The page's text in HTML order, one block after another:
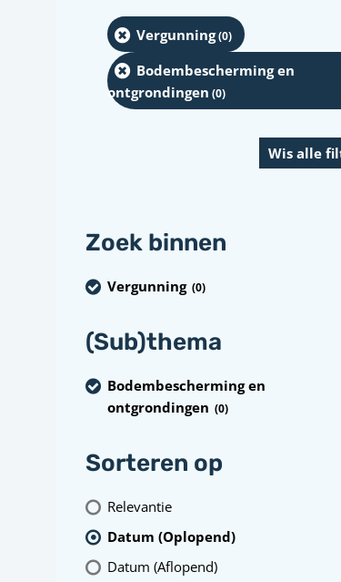
Vergunning(0)
Bodembescherming en
ontgrondingen (0)
Zoek binnen
Vergunning (0)
(Sub)thema
Bodembescherming en
ontgrondingen (0)
Sorteren op
Relevantie
Datum (Oplopend)
Datum (Aflopend)